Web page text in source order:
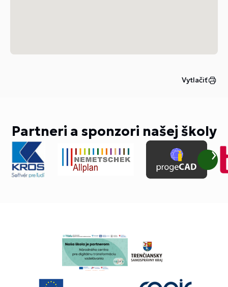
Vytlačiť
Partneri a sponzori našej školy